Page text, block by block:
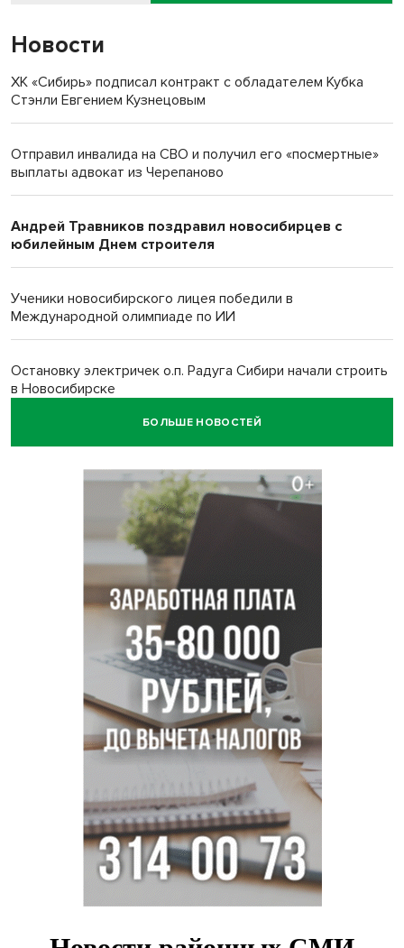
Новости
ХК «Сибирь» подписал контракт с обладателем Кубка
Стэнли Евгением Кузнецовым
Отправил инвалида на СВО и получил его «посмертные»
выплаты адвокат из Черепаново
Андрей Травников поздравил новосибирцев с
юбилейным Днем строителя
Ученики новосибирского лицея победили в
Международной олимпиаде по ИИ
Остановку электричек о.п. Радуга Сибири начали строить
в Новосибирске
Транспортная прокуратура проверит S7 после инцидента
500 литров ухи сварили новосибирцам на
Бугринском пляже
Под Новосибирском двое пострадали в ДТП с
перевернувшейся «ГАЗелью»
Легендарный хоккеист Тарасенко вернулся к брату в
БОЛЬШЕ НОВОСТЕЙ